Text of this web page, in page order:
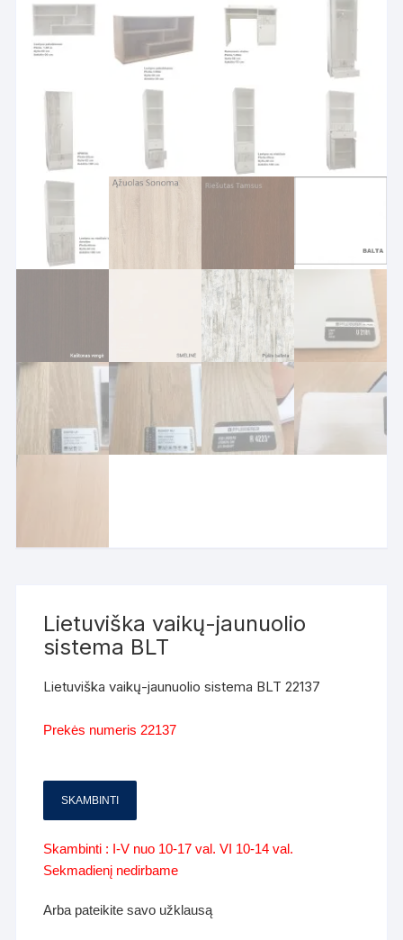
Lietuviška vaikų-jaunuolio
sistema BLT
Lietuviška vaikų-jaunuolio sistema BLT 22137
Prekės numeris 22137
SKAMBINTI
Skambinti : I-V nuo 10-17 val. VI 10-14 val.
Sekmadienį nedirbame
Arba pateikite savo užklausą